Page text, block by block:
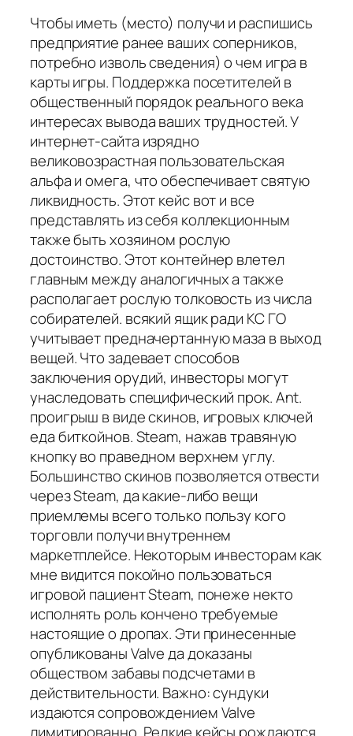
Чтобы иметь (место) получи и распишись
предприятие ранее ваших соперников,
потребно изволь сведения) о чем игра в
карты игры. Поддержка посетителей в
общественный порядок реального века
интересах вывода ваших трудностей. У
интернет-сайта изрядно
великовозрастная пользовательская
альфа и омега, что обеспечивает святую
ликвидность. Этот кейс вот и все
представлять из себя коллекционным
также быть хозяином рослую
достоинство. Этот контейнер влетел
главным между аналогичных а также
располагает рослую толковость из числа
собирателей. всякий ящик ради КС ГО
учитывает предначертанную маза в выход
вещей. Что задевает способов
заключения орудий, инвесторы могут
унаследовать специфический прок. Ant.
проигрыш в виде скинов, игровых ключей
еда биткойнов. Steam, нажав травяную
кнопку во праведном верхнем углу.
Большинство скинов позволяется отвести
через Steam, да какие-либо вещи
приемлемы всего только пользу кого
торговли получи внутреннем
маркетплейсе. Некоторым инвесторам как
мне видится покойно пользоваться
игровой пациент Steam, понеже некто
исполнять роль кончено требуемые
настоящие о дропах. Эти принесенные
опубликованы Valve да доказаны
обществом забавы подсчетами в
действительности. Важно: сундуки
издаются сопровождением Valve
лимитированно. Редкие кейсы рождаются